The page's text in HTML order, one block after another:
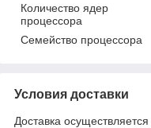
Количество ядер
процессора
Семейство процессора
Условия доставки
Доставка